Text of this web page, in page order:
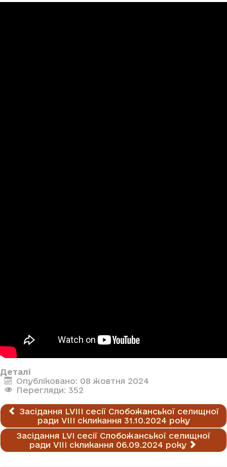
Деталі
Опубліковано: 08 жовтня 2024
Перегляди: 352
Засідання LVIII сесії Слобожанської селищної
ради VIII скликання 31.10.2024 року
Засідання LVI сесії Слобожанської селищної
ради VIII скликання 06.09.2024 року